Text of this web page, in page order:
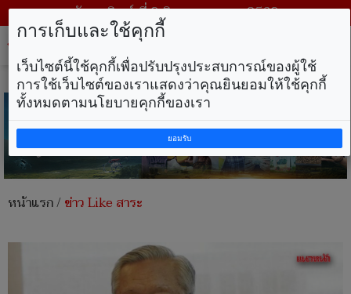
วันอาทิตย์ ที่ 9 สิงหาคม พ.ศ. 2569
หน้าแรก/ข่าว Like สาระ
การเก็บและใช้คุกกี้
เว็บไซต์นี้ใช้คุกกี้เพื่อปรับปรุงประสบการณ์ของผู้ใช้
การใช้เว็บไซต์ของเราแสดงว่าคุณยินยอมให้ใช้คุกกี้
ทั้งหมดตามนโยบายคุกกี้ของเรา
ยอมรับ